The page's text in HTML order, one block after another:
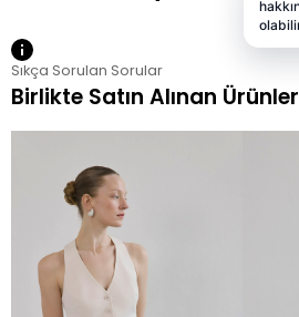
Sıkça Sorulan Sorular
Birlikte Satın Alınan Ürünler